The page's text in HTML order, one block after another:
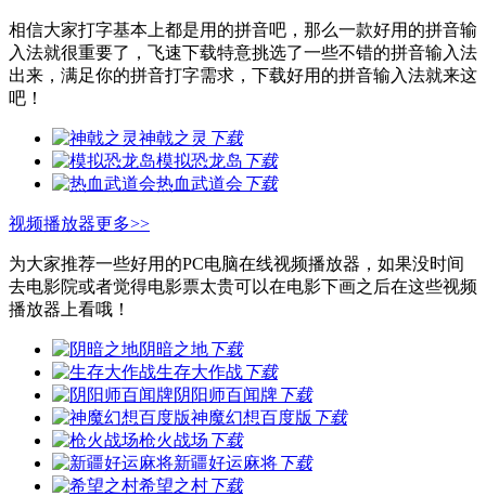
相信大家打字基本上都是用的拼音吧，那么一款好用的拼音输
入法就很重要了，飞速下载特意挑选了一些不错的拼音输入法
出来，满足你的拼音打字需求，下载好用的拼音输入法就来这
吧！
神戟之灵 下载
模拟恐龙岛 下载
热血武道会 下载
视频播放器更多>>
为大家推荐一些好用的PC电脑在线视频播放器，如果没时间
去电影院或者觉得电影票太贵可以在电影下画之后在这些视频
播放器上看哦！
阴暗之地下载
生存大作战下载
阴阳师百闻牌下载
神魔幻想百度版 下载
枪火战场 下载
新疆好运麻将下载
希望之村下载